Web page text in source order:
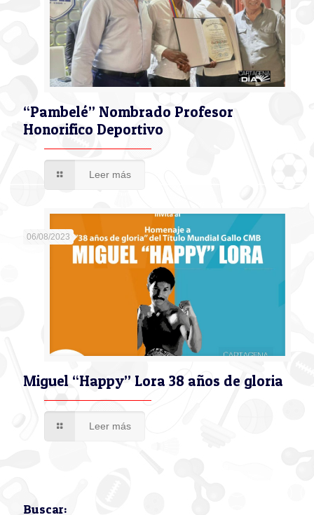
“Pambelé” Nombrado Profesor
Honorifico Deportivo
Leer más
06/08/2023
Miguel “Happy” Lora 38 años de gloria
Leer más
Buscar: